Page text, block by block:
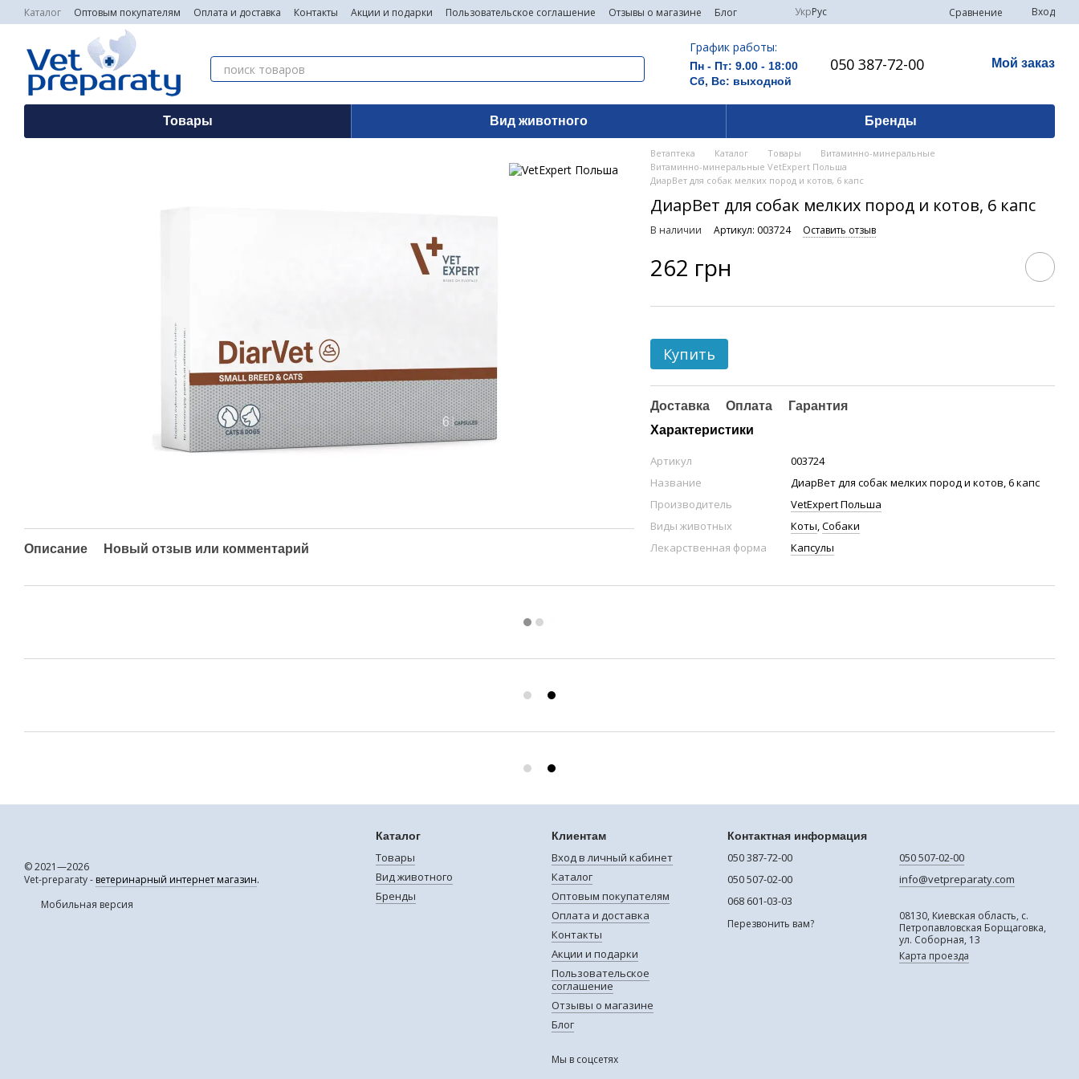
Перейти к основному контенту
Каталог Оптовым покупателям Оплата и доставка Контакты Акции и подарки Пользовательское соглашение Отзывы о магазине Блог УкрРус Сравнение Вход
График работы:
Пн - Пт: 9.00 - 18:00
Сб, Вс: выходной
050 387-72-00 Мой заказ
Товары Вид животного Бренды
Описание Новый отзыв или комментарий
Ветаптека Каталог Товары
Витаминно-минеральные
Витаминно-минеральные VetExpert Польша
ДиарВет для собак мелких пород и котов, 6 капс
ДиарВет для собак мелких пород и котов, 6 капс
В наличии Артикул: 003724 Оставить отзыв
262 грн
Купить
Доставка Оплата
Гарантия
Характеристики
Артикул
003724
Название
ДиарВет для собак мелких пород и котов, 6 капс
Производитель
VetExpert Польша
Виды животных
Коты,Собаки
Лекарственная форма
Капсулы
© 2021—2026
Vet-preparaty - ветеринарный интернет магазин.
Мобильная версия
Каталог
Товары
Вид животного
Бренды
Клиентам
Вход в личный кабинет
Каталог
Оптовым покупателям
Оплата и доставка
Контакты
Акции и подарки
Пользовательское
соглашение
Отзывы о магазине
Блог
Мы в соцсетях
Контактная информация
050 387-72-00
050 507-02-00
068 601-03-03
Перезвонить вам?
050 507-02-00
info@vetpreparaty.com
08130, Киевская область, с.
Петропавловская Борщаговка,
ул. Соборная, 13
Карта проезда